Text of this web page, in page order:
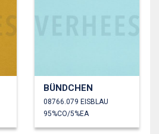
BÜNDCHEN
08766.079 EISBLAU
95%CO/5%EA